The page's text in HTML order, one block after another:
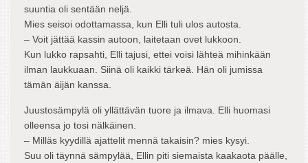
suuntia oli sentään neljä.
Mies seisoi odottamassa, kun Elli tuli ulos autosta.
– Voit jättää kassin autoon, laitetaan ovet lukkoon.
Kun lukko rapsahti, Elli tajusi, ettei voisi lähteä mihinkään
ilman laukkuaan. Siinä oli kaikki tärkeä. Hän oli jumissa
tämän äijän kanssa.
Juustosämpylä oli yllättävän tuore ja ilmava. Elli huomasi
olleensa jo tosi nälkäinen.
– Milläs kyydillä ajattelit mennä takaisin? mies kysyi.
Suu oli täynnä sämpylää, Ellin piti siemaista kaakaota päälle,